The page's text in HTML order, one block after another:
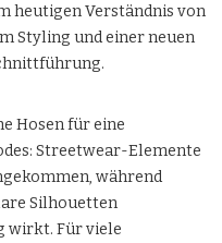
heutigen Verständnis von
Styling und einer neuen
Hosen für eine
Streetwear-Elemente
während
Silhouetten
wirkt. Für viele